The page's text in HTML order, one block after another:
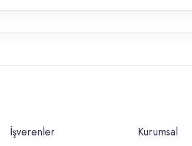
İşverenler Kurumsal